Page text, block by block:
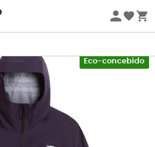
5% EXTRA a partir de 2 produtos*
Eco-concebido
The North Face
do tempo durante as
com a tecnologia
oferece umaproteção